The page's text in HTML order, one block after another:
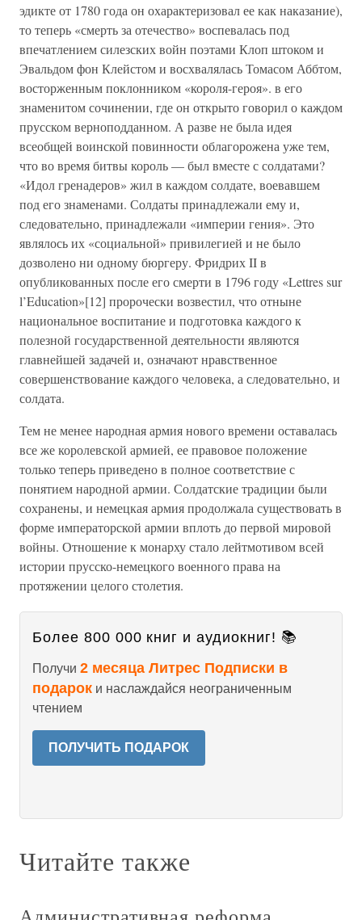
эдикте от 1780 года он охарактеризовал ее как наказание),
то теперь «смерть за отечество» воспевалась под
впечатлением силезских войн поэтами Клоп штоком и
Эвальдом фон Клейстом и восхвалялась Томасом Аббтом,
восторженным поклонником «короля-героя». в его
знаменитом сочинении, где он открыто говорил о каждом
прусском верноподданном. А разве не была идея
всеобщей воинской повинности облагорожена уже тем,
что во время битвы король — был вместе с солдатами?
«Идол гренадеров» жил в каждом солдате, воевавшем
под его знаменами. Солдаты принадлежали ему и,
следовательно, принадлежали «империи гения». Это
являлось их «социальной» привилегией и не было
дозволено ни одному бюргеру. Фридрих II в
опубликованных после его смерти в 1796 году «Lettres sur
l’Education»[12] пророчески возвестил, что отныне
национальное воспитание и подготовка каждого к
полезной государственной деятельности являются
главнейшей задачей и, означают нравственное
совершенствование каждого человека, а следовательно, и
солдата.
Тем не менее народная армия нового времени оставалась
все же королевской армией, ее правовое положение
только теперь приведено в полное соответствие с
понятием народной армии. Солдатские традиции были
сохранены, и немецкая армия продолжала существовать в
форме императорской армии вплоть до первой мировой
войны. Отношение к монарху стало лейтмотивом всей
истории прусско-немецкого военного права на
протяжении целого столетия.
Более 800 000 книг и аудиокниг! 📚
Получи 2 месяца Литрес Подписки в
подарок и наслаждайся неограниченным
чтением
ПОЛУЧИТЬ ПОДАРОК
Читайте также